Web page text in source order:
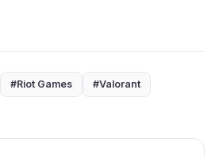
#Riot Games #Valorant